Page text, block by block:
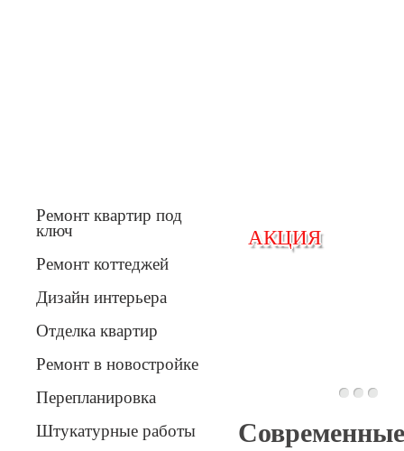
АКЦИЯ
АКЦИЯ
Вперед
Ремонт квартир под
ключ
Ремонт коттеджей
Дизайн интерьера
Отделка квартир
Ремонт в новостройке
Перепланировка
Штукатурные работы